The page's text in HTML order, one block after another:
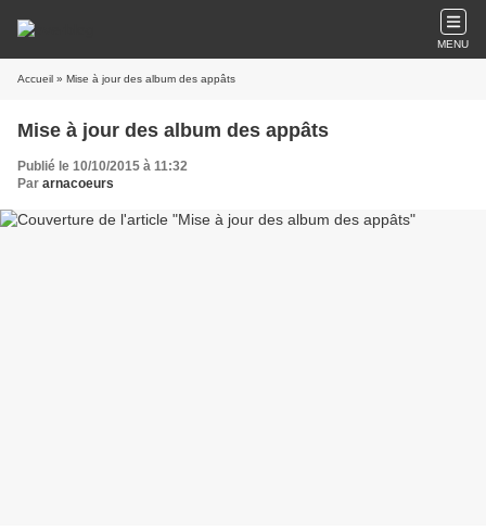
MENU
Accueil » Mise à jour des album des appâts
Mise à jour des album des appâts
Publié le 10/10/2015 à 11:32
Par arnacoeurs